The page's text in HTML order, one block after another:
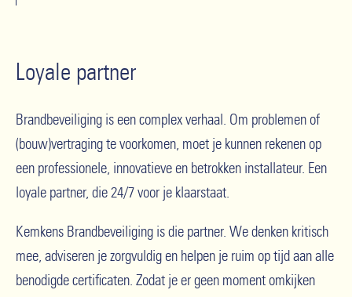
Loyale partner
Brandbeveiliging is een complex verhaal. Om problemen of
(bouw)vertraging te voorkomen, moet je kunnen rekenen op
een professionele, innovatieve en betrokken installateur. Een
loyale partner, die 24/7 voor je klaarstaat.
Kemkens Brandbeveiliging is die partner. We denken kritisch
mee, adviseren je zorgvuldig en helpen je ruim op tijd aan alle
benodigde certificaten. Zodat je er geen moment omkijken